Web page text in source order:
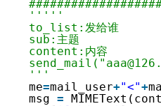
'''''
to_list:发给谁
sub:主题
content:内容
'''
me=mail_user+"<"+
msg =